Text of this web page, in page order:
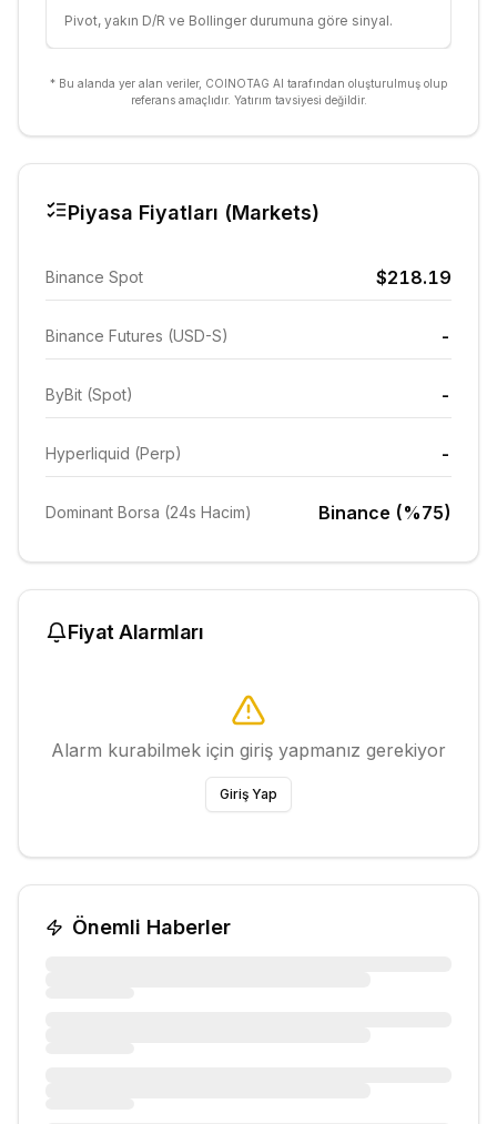
Pivot, yakın D/R ve Bollinger durumuna göre sinyal.
* Bu alanda yer alan veriler, COINOTAG AI tarafından oluşturulmuş olup
referans amaçlıdır. Yatırım tavsiyesi değildir.
Piyasa Fiyatları (Markets)
Binance Spot $218.19
Binance Futures (USD-S) -
ByBit (Spot) -
Hyperliquid (Perp) -
Dominant Borsa (24s Hacim) Binance (%75)
Fiyat Alarmları
Alarm kurabilmek için giriş yapmanız gerekiyor
Giriş Yap
Önemli Haberler